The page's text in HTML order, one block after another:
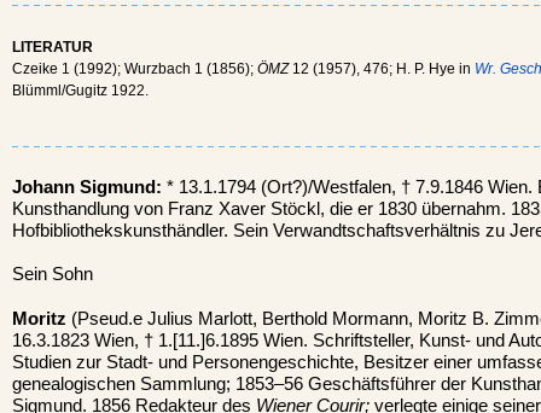
LITERATUR
Czeike 1 (1992); Wurzbach 1 (1856); ÖMZ12 (1957), 476; H. P. Hye in Wr.
Blümml/Gugitz 1922.
Johann Sigmund: * 13.1.1794 (Ort?)/Westfalen, † 7.9.1846 Wien.
Kunsthandlung von Franz Xaver Stöckl, die er 1830 übernahm.
Hofbibliothekskunsthändler. Sein Verwandtschaftsverhältnis zu
Sein Sohn
Moritz (Pseud.e Julius Marlott, Berthold Mormann, Moritz B.
16.3.1823 Wien, † 1.[11.]6.1895 Wien. Schriftsteller, Kunst- und
Studien zur Stadt- und Personengeschichte, Besitzer einer
genealogischen Sammlung; 1853–56 Geschäftsführer der
Sigmund. 1856 Redakteur des Wiener Courir; verlegte einige